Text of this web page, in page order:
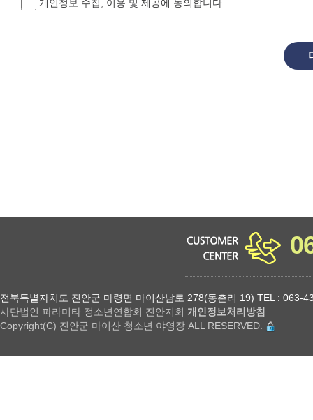
개인정보 처리방침 변경
개인정보 수집, 이용 및 제공에 동의합니다.
전북특별자치도 진안군 마령면 마이산남로 278(동촌리 19) TEL : 063-
사단법인 파라미타 정소년연합회 진안지회 개인정보처리방침
Copyright(C) 진안군 마이산 청소년 야영장 ALL RESERVED.